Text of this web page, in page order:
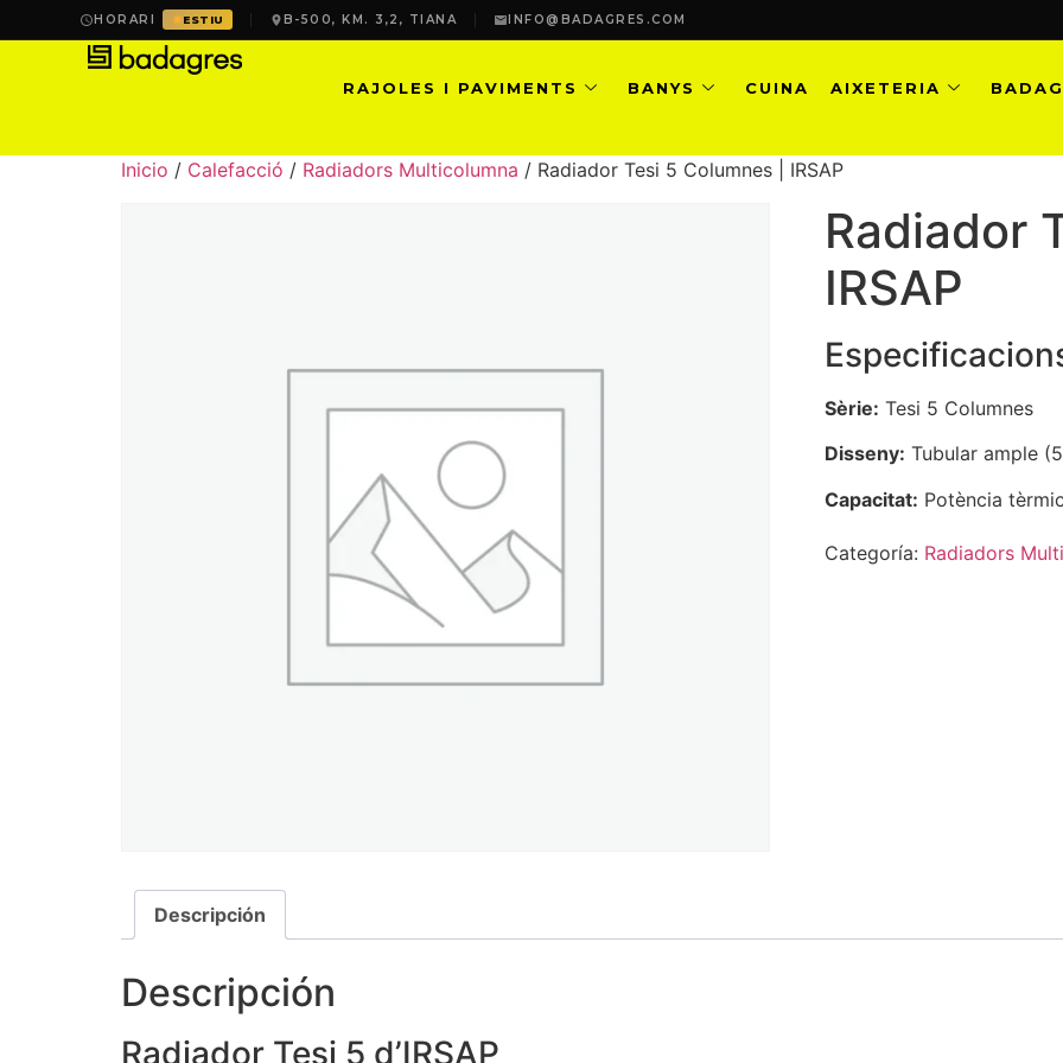
HORARI ESTIU B-500, KM. 3,2, TIANA INFO@BADAGRES.COM
RAJOLES I PAVIMENTS BANYS CUINA AIXETERIA
Inicio / Calefacció / Radiadors Multicolumna / Radiador Tesi 5 Columnes | IRSAP
Radiador
IRSAP
Sèrie: Tesi 5 Columnes
Disseny: Tubular ample
Capacitat: Potència
Categoría: Radiadors
Descripción
Descripción
Radiador Tesi 5 d’IRSAP